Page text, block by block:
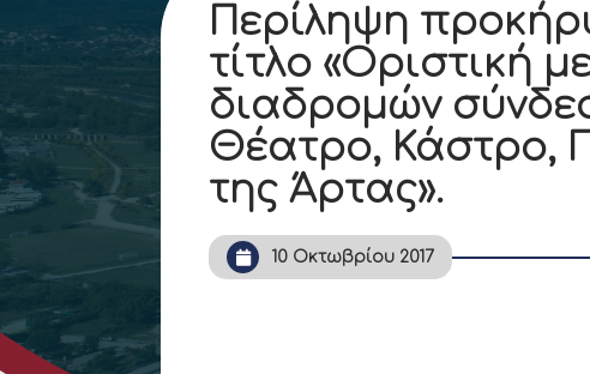
Περίληψη
τίτλο «Οριστική
διαδρομών
Θέατρο, Κάστρο,
της Άρτας».
10 Οκτωβρίου 2017